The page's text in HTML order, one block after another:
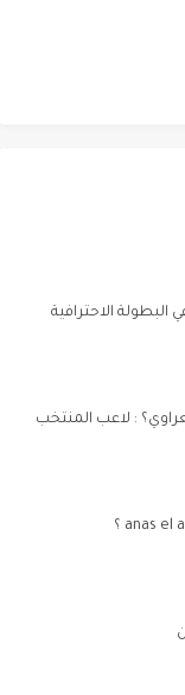
البطولة الاحترافية
: لاعب المنتخب